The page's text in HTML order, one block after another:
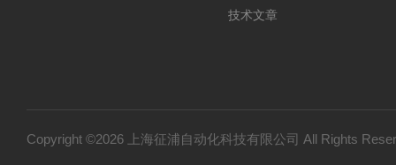
技术文章
Copyright ©2026 上海征浦自动化科技有限公司 All Rights